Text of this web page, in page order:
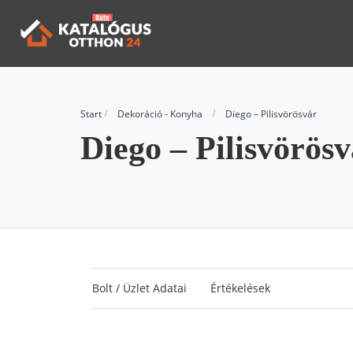
Start Dekoráció - Konyha Diego – Pilisvörösvár
Diego –
Bolt / Üzlet Adatai Értékelések